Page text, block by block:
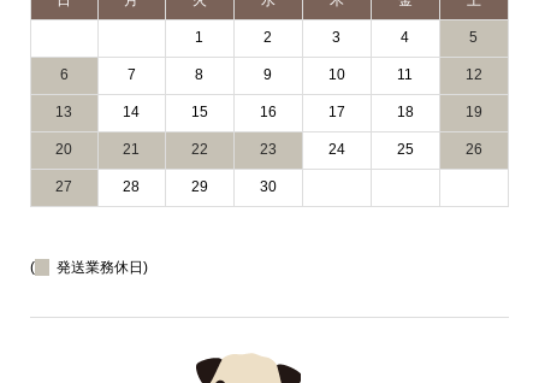
1 2 3 4 5
6 7 8 9 10 11 12
13 14 15 16 17 18 19
20 21 22 23 24 25 26
27 28 29 30
( 発送業務休日)